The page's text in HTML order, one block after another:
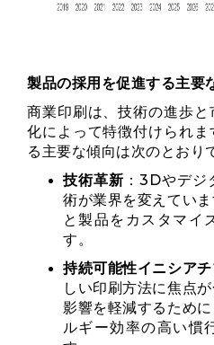
製品の採用を促進する主要
商業印刷は、技術の進歩
化によって特徴付けられ
る主要な傾向は次のとおり
技術革新 ：3Dやデ
術が業界を変えてい
と製品をカスタマイ
す。
持続可能性イニシア
しい印刷方法に焦点
影響を軽減するため
ルギー効率の高い慣